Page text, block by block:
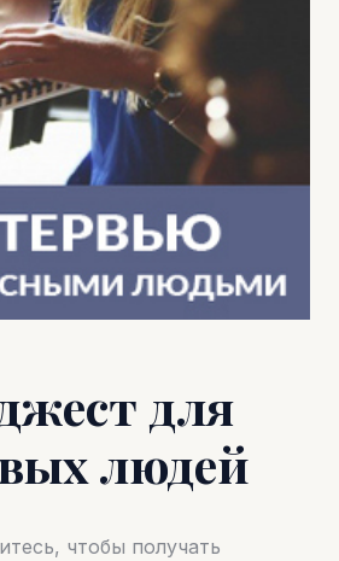
для
людей
чтобы получать